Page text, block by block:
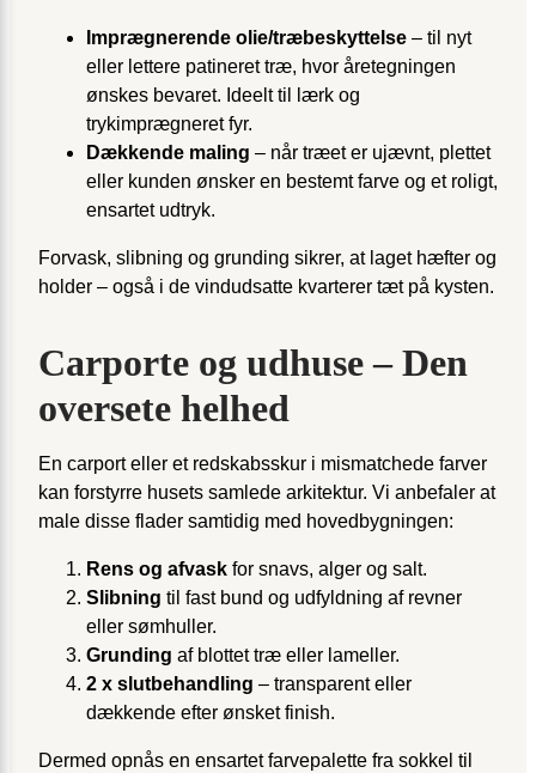
Imprægnerende olie/træbeskyttelse – til nyt
eller lettere patineret træ, hvor åretegningen
ønskes bevaret. Ideelt til lærk og
trykimprægneret fyr.
Dækkende maling – når træet er ujævnt, plettet
eller kunden ønsker en bestemt farve og et roligt,
ensartet udtryk.
Forvask, slibning og grunding sikrer, at laget hæfter og
holder – også i de vind­udsatte kvarterer tæt på kysten.
Carporte og udhuse – Den
oversete helhed
En carport eller et redskabs­skur i mismatchede farver
kan forstyrre husets samlede arkitektur. Vi anbefaler at
male disse flader samtidig med hoved­bygningen:
Rens og afvask for snavs, alger og salt.
Slibning til fast bund og udfyldning af revner
eller sømhuller.
Grunding af blottet træ eller lameller.
2 x slutbehandling – transparent eller
dækkende efter ønsket finish.
Dermed opnås en ensartet farve­palette fra sokkel til